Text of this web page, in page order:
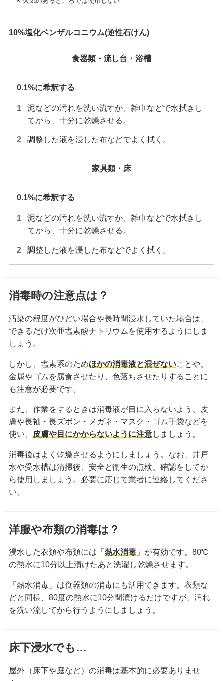
10%塩化ベンザルコニウム(逆性石けん)
食器類・流し台・浴槽
0.1%に希釈する
泥などの汚れを洗い流すか、雑巾などで水拭きし
てから、十分に乾燥させる。
調整した液を浸した布などでよく拭く。
家具類・床
0.1%に希釈する
泥などの汚れを洗い流すか、雑巾などで水拭きし
てから、十分に乾燥させる。
調整した液を浸した布などでよく拭く。
消毒時の注意点は？
汚染の程度がひどい場合や長時間浸水していた場合は、
できるだけ次亜塩素酸ナトリウムを使用するようにしま
しょう。
しかし、塩素系のためほかの消毒液と混ぜないことや、
金属やゴムを腐食させたり、色落ちさせたりすることに
も注意が必要です。
また、作業をするときは消毒液が目に入らないよう、皮
膚や長袖・長ズボン・メガネ・マスク・ゴム手袋などを
使い、
皮膚や目にかからないように注意しましょう。
消毒後はよく乾燥させるようにしましょう。なお、井戸
水や受水槽は清掃後、安全と衛生の点検、確認をしてか
ら使用しましょう。必要に応じて業者に連絡してくださ
い。
洋服や布類の消毒は？
浸水した衣類や布類には「 熱水消毒 」が有効です。80℃
の熱水に10分以上漬けたあと洗濯し乾燥させます。
「熱水消毒」は食器類の消毒にも活用できます。衣類な
どと同様、80度の熱水に10分間漬けるだけですが、汚れ
を洗い流してから行うようにしましょう。
床下浸水でも…
屋外（床下や庭など）の消毒は基本的に必要ありませ